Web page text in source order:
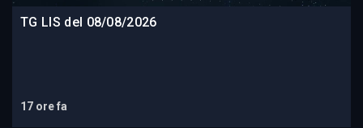
TG LIS del 08/08/2026
17 ore fa